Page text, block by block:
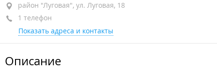
район "Луговая", ул. Луговая, 18
1 телефон
Показать адреса и контакты
Описание